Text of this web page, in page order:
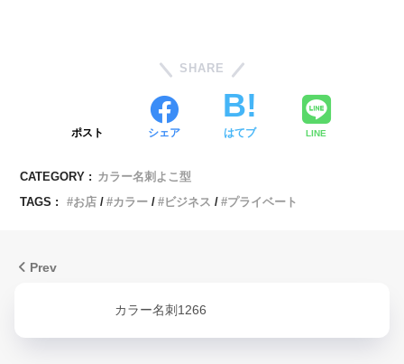
SHARE
ポスト シェア はてブ LINE
CATEGORY : カラー名刺よこ型
TAGS :
お店 カラー ビジネス プライベート
Prev
カラー名刺1266